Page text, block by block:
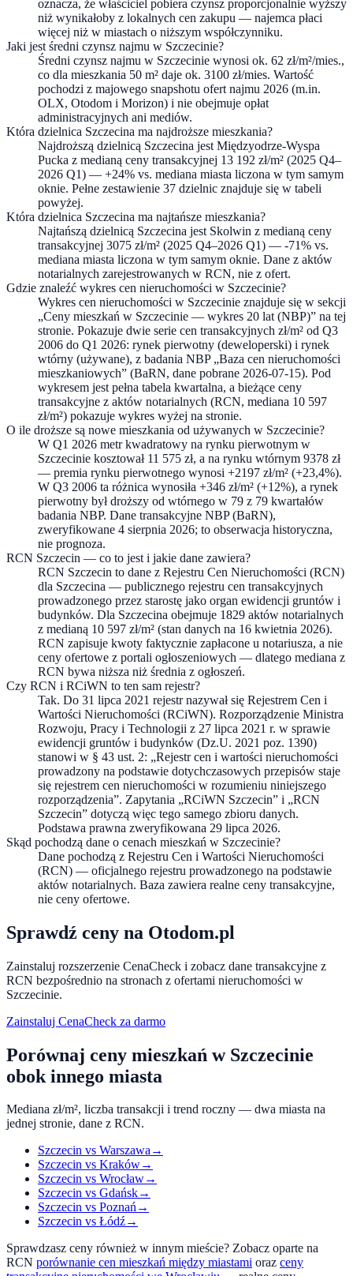
oznacza, że właściciel pobiera czynsz proporcjonalnie wyższy
niż wynikałoby z lokalnych cen zakupu — najemca płaci
więcej niż w miastach o niższym współczynniku.
Jaki jest średni czynsz najmu w Szczecinie?
Średni czynsz najmu w Szczecinie wynosi ok. 62 zł/m²/mies.,
co dla mieszkania 50 m² daje ok. 3100 zł/mies. Wartość
pochodzi z majowego snapshotu ofert najmu 2026 (m.in.
OLX, Otodom i Morizon) i nie obejmuje opłat
administracyjnych ani mediów.
Która dzielnica Szczecina ma najdroższe mieszkania?
Najdroższą dzielnicą Szczecina jest Międzyodrze-Wyspa
Pucka z medianą ceny transakcyjnej 13 192 zł/m² (2025 Q4–
2026 Q1) — +24% vs. mediana miasta liczona w tym samym
oknie. Pełne zestawienie 37 dzielnic znajduje się w tabeli
powyżej.
Która dzielnica Szczecina ma najtańsze mieszkania?
Najtańszą dzielnicą Szczecina jest Skolwin z medianą ceny
transakcyjnej 3075 zł/m² (2025 Q4–2026 Q1) — -71% vs.
mediana miasta liczona w tym samym oknie. Dane z aktów
notarialnych zarejestrowanych w RCN, nie z ofert.
Gdzie znaleźć wykres cen nieruchomości w Szczecinie?
Wykres cen nieruchomości w Szczecinie znajduje się w sekcji
„Ceny mieszkań w Szczecinie — wykres 20 lat (NBP)” na tej
stronie. Pokazuje dwie serie cen transakcyjnych zł/m² od Q3
2006 do Q1 2026: rynek pierwotny (deweloperski) i rynek
wtórny (używane), z badania NBP „Baza cen nieruchomości
mieszkaniowych” (BaRN, dane pobrane 2026-07-15). Pod
wykresem jest pełna tabela kwartalna, a bieżące ceny
transakcyjne z aktów notarialnych (RCN, mediana 10 597
zł/m²) pokazuje wykres wyżej na stronie.
O ile droższe są nowe mieszkania od używanych w Szczecinie?
W Q1 2026 metr kwadratowy na rynku pierwotnym w
Szczecinie kosztował 11 575 zł, a na rynku wtórnym 9378 zł
— premia rynku pierwotnego wynosi +2197 zł/m² (+23,4%).
W Q3 2006 ta różnica wynosiła +346 zł/m² (+12%), a rynek
pierwotny był droższy od wtórnego w 79 z 79 kwartałów
badania NBP. Dane transakcyjne NBP (BaRN),
zweryfikowane 4 sierpnia 2026; to obserwacja historyczna,
nie prognoza.
RCN Szczecin — co to jest i jakie dane zawiera?
RCN Szczecin to dane z Rejestru Cen Nieruchomości (RCN)
dla Szczecina — publicznego rejestru cen transakcyjnych
prowadzonego przez starostę jako organ ewidencji gruntów i
budynków. Dla Szczecina obejmuje 1829 aktów notarialnych
z medianą 10 597 zł/m² (stan danych na 16 kwietnia 2026).
RCN zapisuje kwoty faktycznie zapłacone u notariusza, a nie
ceny ofertowe z portali ogłoszeniowych — dlatego mediana z
RCN bywa niższa niż średnia z ogłoszeń.
Czy RCN i RCiWN to ten sam rejestr?
Tak. Do 31 lipca 2021 rejestr nazywał się Rejestrem Cen i
Wartości Nieruchomości (RCiWN). Rozporządzenie Ministra
Rozwoju, Pracy i Technologii z 27 lipca 2021 r. w sprawie
ewidencji gruntów i budynków (Dz.U. 2021 poz. 1390)
stanowi w § 43 ust. 2: „Rejestr cen i wartości nieruchomości
prowadzony na podstawie dotychczasowych przepisów staje
się rejestrem cen nieruchomości w rozumieniu niniejszego
rozporządzenia”. Zapytania „RCiWN Szczecin” i „RCN
Szczecin” dotyczą więc tego samego zbioru danych.
Podstawa prawna zweryfikowana 29 lipca 2026.
Skąd pochodzą dane o cenach mieszkań w Szczecinie?
Dane pochodzą z Rejestru Cen i Wartości Nieruchomości
(RCN) — oficjalnego rejestru prowadzonego na podstawie
aktów notarialnych. Baza zawiera realne ceny transakcyjne,
nie ceny ofertowe.
Sprawdź ceny na Otodom.pl
Zainstaluj rozszerzenie CenaCheck i zobacz dane transakcyjne z
RCN bezpośrednio na stronach z ofertami nieruchomości w
Szczecinie.
Zainstaluj CenaCheck za darmo
Porównaj ceny mieszkań w Szczecinie
obok innego miasta
Mediana zł/m², liczba transakcji i trend roczny — dwa miasta na
jednej stronie, dane z RCN.
Szczecin vs Warszawa→
Szczecin vs Kraków→
Szczecin vs Wrocław→
Szczecin vs Gdańsk→
Szczecin vs Poznań→
Szczecin vs Łódź→
Sprawdzasz ceny również w innym mieście? Zobacz oparte na
RCN porównanie cen mieszkań między miastami oraz ceny